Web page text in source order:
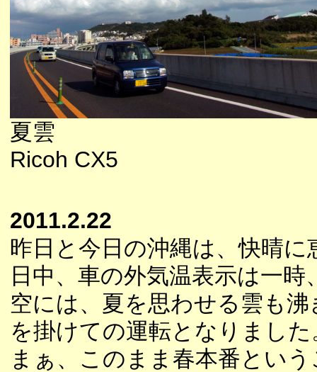
夏雲
Ricoh CX5
2011.2.22
昨日と今日の沖縄は、快晴
日中、車の外気温表示は一
空には、夏を思わせる雲も
を掛けての運転となりました
まぁ、このまま春本番とい